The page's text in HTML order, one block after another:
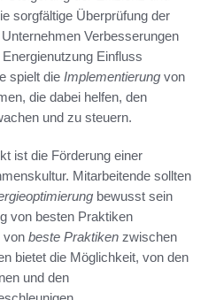
sorgfältige Überprüfung der
Verbesserungen
Einfluss
spielt die Implementierung von
die dabei helfen, den
und zu steuern.
ist die Förderung einer
Mitarbeitende sollten
bewusst sein
von besten Praktiken
von beste Praktiken zwischen
bietet die Möglichkeit, von den
und den